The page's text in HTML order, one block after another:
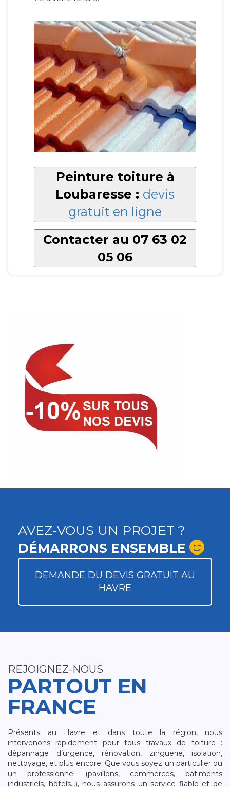
Peinture toiture à
Loubaresse : devis
gratuit en ligne
Contacter au 07 63 02
05 06
AVEZ-VOUS UN PROJET ?
DÉMARRONS ENSEMBLE
DEMANDE DU DEVIS GRATUIT AU
HAVRE
REJOIGNEZ-NOUS
PARTOUT EN
FRANCE
Présents au Havre et dans toute la région, nous
intervenons rapidement pour tous travaux de toiture :
dépannage d’urgence, rénovation, zinguerie, isolation,
nettoyage, et plus encore. Que vous soyez un particulier ou
un professionnel (pavillons, commerces, bâtiments
industriels, hôtels…), nous assurons un service fiable et de